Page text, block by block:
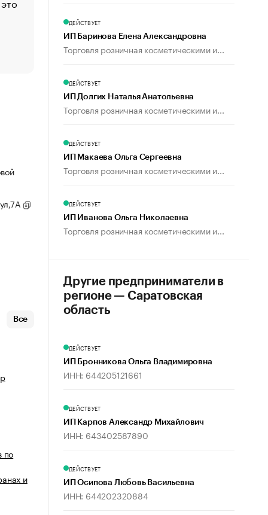
Что обвинения против Павла Дурова значат для
пользователей
Все
по
и
ДЕЙСТВУЕТ
ИП Баринова Елена Александровна
Торговля розничная косметическими и...
ДЕЙСТВУЕТ
ИП Долгих Наталья Анатольевна
Торговля розничная косметическими и...
ДЕЙСТВУЕТ
ИП Макаева Ольга Сергеевна
Торговля розничная косметическими и...
ДЕЙСТВУЕТ
ИП Иванова Ольга Николаевна
Торговля розничная косметическими и...
Другие предприниматели в
регионе — Саратовская
область
ДЕЙСТВУЕТ
ИП Бронникова Ольга Владимировна
ИНН: 644205121661
ДЕЙСТВУЕТ
ИП Карпов Александр Михайлович
ИНН: 643402587890
ДЕЙСТВУЕТ
ИП Осипова Любовь Васильевна
ИНН: 644202320884